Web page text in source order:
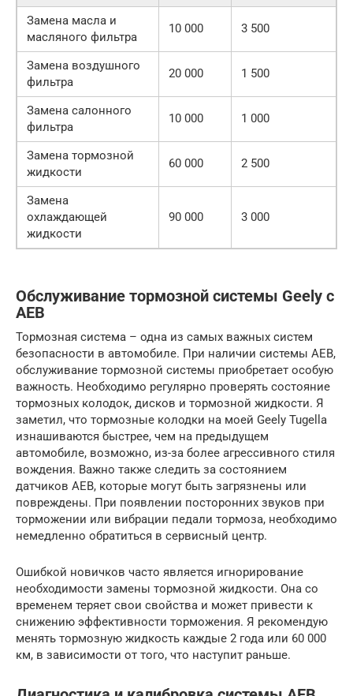
Замена масла и
масляного фильтра
10 000 3 500
Замена воздушного
фильтра
20 000 1 500
Замена салонного
фильтра
10 000 1 000
Замена тормозной
жидкости
60 000 2 500
Замена
охлаждающей
жидкости
90 000 3 000
Обслуживание тормозной системы Geely с
AEB
Тормозная система – одна из самых важных систем
безопасности в автомобиле. При наличии системы AEB,
обслуживание тормозной системы приобретает особую
важность. Необходимо регулярно проверять состояние
тормозных колодок, дисков и тормозной жидкости. Я
заметил, что тормозные колодки на моей Geely Tugella
изнашиваются быстрее, чем на предыдущем
автомобиле, возможно, из-за более агрессивного стиля
вождения. Важно также следить за состоянием
датчиков AEB, которые могут быть загрязнены или
повреждены. При появлении посторонних звуков при
торможении или вибрации педали тормоза, необходимо
немедленно обратиться в сервисный центр.
Ошибкой новичков часто является игнорирование
необходимости замены тормозной жидкости. Она со
временем теряет свои свойства и может привести к
снижению эффективности торможения. Я рекомендую
менять тормозную жидкость каждые 2 года или 60 000
км, в зависимости от того, что наступит раньше.